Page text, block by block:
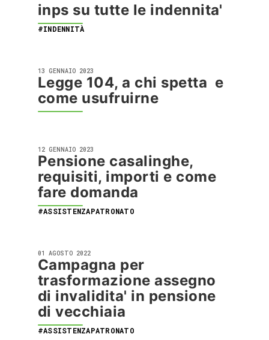
inps su tutte le indennita'
#INDENNITÀ
13 GENNAIO 2023
Legge 104, a chi spetta e
come usufruirne
12 GENNAIO 2023
Pensione casalinghe,
requisiti, importi e come
fare domanda
#ASSISTENZAPATRONATO
01 AGOSTO 2022
Campagna per
trasformazione assegno
di invalidita' in pensione
di vecchiaia
#ASSISTENZAPATRONATO